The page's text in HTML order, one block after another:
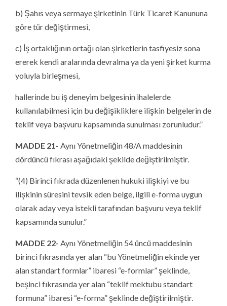
b) Şahıs veya sermaye şirketinin Türk Ticaret Kanununa
göre tür değiştirmesi,
c) İş ortaklığının ortağı olan şirketlerin tasfiyesiz sona
ererek kendi aralarında devralma ya da yeni şirket kurma
yoluyla birleşmesi,
hallerinde bu iş deneyim belgesinin ihalelerde
kullanılabilmesi için bu değişikliklere ilişkin belgelerin de
teklif veya başvuru kapsamında sunulması zorunludur.”
MADDE 21- Aynı Yönetmeliğin 48/A maddesinin
dördüncü fıkrası aşağıdaki şekilde değiştirilmiştir.
“(4) Birinci fıkrada düzenlenen hukuki ilişkiyi ve bu
ilişkinin süresini tevsik eden belge, ilgili e-forma uygun
olarak aday veya istekli tarafından başvuru veya teklif
kapsamında sunulur.”
MADDE 22- Aynı Yönetmeliğin 54 üncü maddesinin
birinci fıkrasında yer alan “bu Yönetmeliğin ekinde yer
alan standart formlar” ibaresi “e-formlar” şeklinde,
beşinci fıkrasında yer alan “teklif mektubu standart
formuna” ibaresi “e-forma” şeklinde değiştirilmiştir.